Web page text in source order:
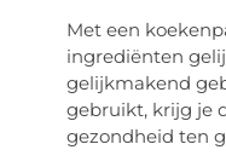
Met een
ingrediënten
gelijkmakend
gebruikt, krijg je
gezondheid ten